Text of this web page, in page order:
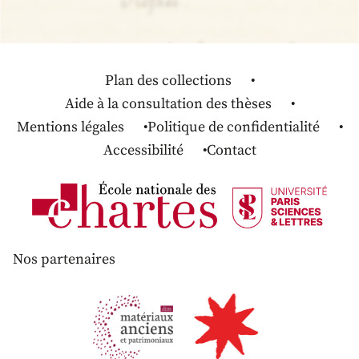
Plan des collections
Aide à la consultation des thèses
Mentions légales
Politique de confidentialité
Accessibilité
Contact
Nos partenaires